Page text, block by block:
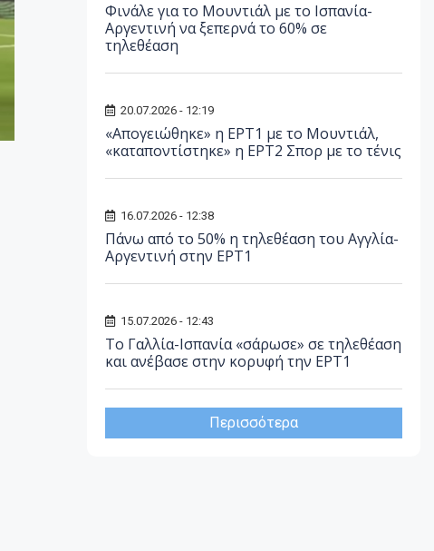
Φινάλε για το Μουντιάλ με το Ισπανία-
Αργεντινή να ξεπερνά το 60% σε
τηλεθέαση
20.07.2026 - 12:19
«Απογειώθηκε» η ΕΡΤ1 με το Μουντιάλ,
«καταποντίστηκε» η ΕΡΤ2 Σπορ με το τένις
16.07.2026 - 12:38
Πάνω από το 50% η τηλεθέαση του Αγγλία-
Αργεντινή στην ΕΡΤ1
15.07.2026 - 12:43
Το Γαλλία-Ισπανία «σάρωσε» σε τηλεθέαση
και ανέβασε στην κορυφή την ΕΡΤ1
Περισσότερα